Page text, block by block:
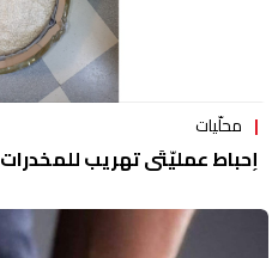
محلّيات
إحباط عمليّتَي تهريب للمخدرات